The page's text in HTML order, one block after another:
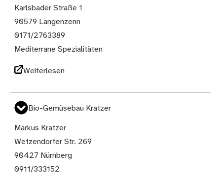
Karlsbader Straße 1
90579 Langenzenn
0171/2763389
Mediterrane Spezialitäten
Weiterlesen
Bio-Gemüsebau Kratzer
Markus Kratzer
Wetzendorfer Str. 269
90427 Nürnberg
0911/333152